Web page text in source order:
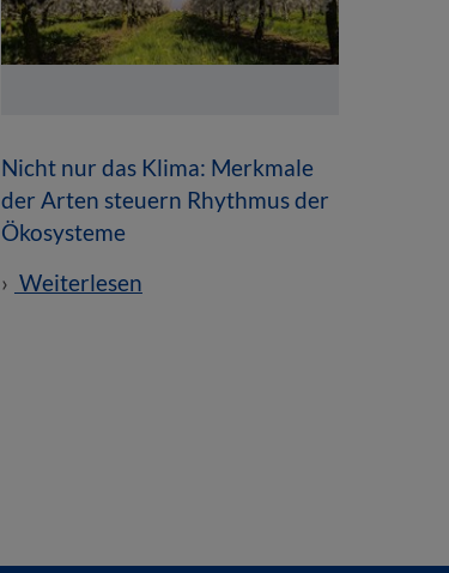
Nicht nur das Klima: Merkmale
der Arten steuern Rhythmus der
Ökosysteme
Weiterlesen